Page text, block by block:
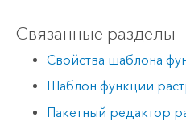
Связанные разделы
Свойства шаблона
Шаблон функции
Пакетный редактор